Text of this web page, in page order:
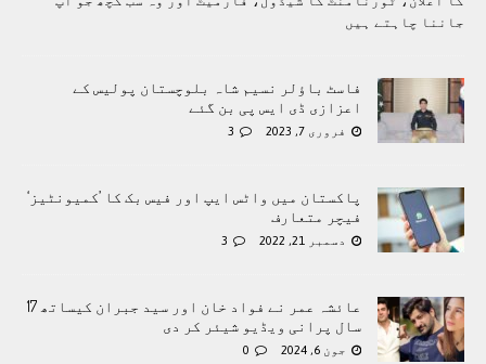
جاننا چاہتے ہیں
فاسٹ باؤلر نسیم شاہ بلوچستان پولیس کے
اعزازی ڈی ایس پی بن گئے
فروری 7, 2023 3
پاکستان میں واٹس ایپ اور فیس بک کا ’کمیونٹیز‘
فیچر متعارف
دسمبر 21, 2022 3
عائشہ عمر نے فواد خان اور سید جبران کیساتھ 17
سال پرانی ویڈیو شیئر کر دی
جون 6, 2024 0